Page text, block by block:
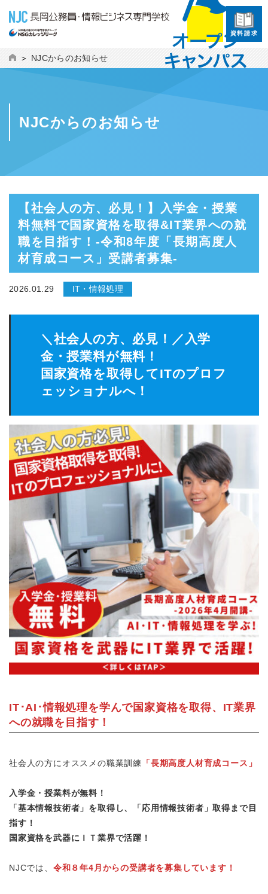
資料請求
NJCからのお知らせ
NJCからのお知らせ
【社会人の方、必見！】入学金・授業
料無料で国家資格を取得&IT業界への就
職を目指す！-令和8年度「長期高度人
材育成コース」受講者募集-
2026.01.29 IT・情報処理
＼社会人の方、必見！／入学
金・授業料が無料！
国家資格を取得してITのプロフ
ェッショナルへ！
IT･AI･情報処理を学んで国家資格を取得、IT業界
への就職を目指す！
社会人の方にオススメの職業訓練 「長期高度人材育成コース」
入学金・授業料が無料！
「基本情報技術者」を取得し、「応用情報技術者」取得まで目
指す！
国家資格を武器にＩＴ業界で活躍！
NJCでは、 令和８年4月からの受講者を募集しています！